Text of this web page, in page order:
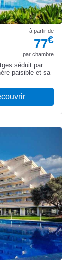
à partir de
77€
par chambre
séduit par
paisible et sa